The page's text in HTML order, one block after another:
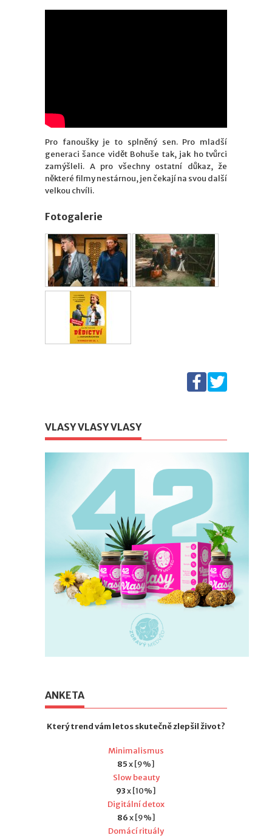
Pro fanoušky je to splněný sen. Pro mladší
generaci šance vidět Bohuše tak, jak ho tvůrci
zamýšleli. A pro všechny ostatní důkaz, že
některé filmy nestárnou, jen čekají na svou další
velkou chvíli.
Fotogalerie
VLASY VLASY VLASY
ANKETA
Který trend vám letos skutečně zlepšil život?
Minimalismus
85x [9%]
Slow beauty
93x [10%]
Digitální detox
86x [9%]
Domácí rituály